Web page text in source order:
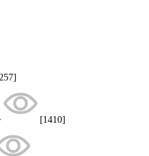
[1410]